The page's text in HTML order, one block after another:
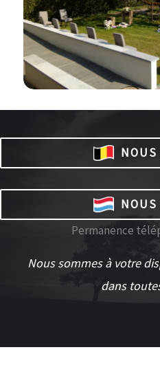
NOUS
NOUS
Permanence
Nous sommes à votre
dans